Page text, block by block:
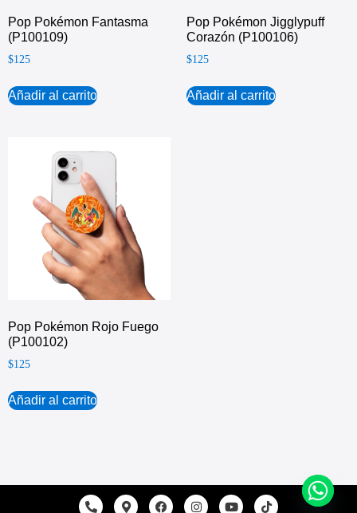
Pop Pokémon Fantasma
(P100109)
$125
Añadir al carrito
Pop Pokémon Jigglypuff
Corazón (P100106)
$125
Añadir al carrito
Pop Pokémon Rojo Fuego
(P100102)
$125
Añadir al carrito